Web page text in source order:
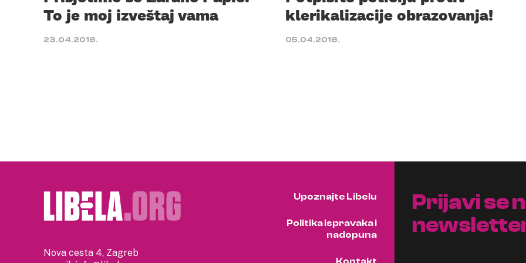
To je moj izveštaj vama
23.04.2016.
klerikalizacije obrazovanja!
05.04.2016.
Nova cesta 4, Zagreb
Upoznajte Libelu
Politika ispravaka i
nadopuna
Prijavi se